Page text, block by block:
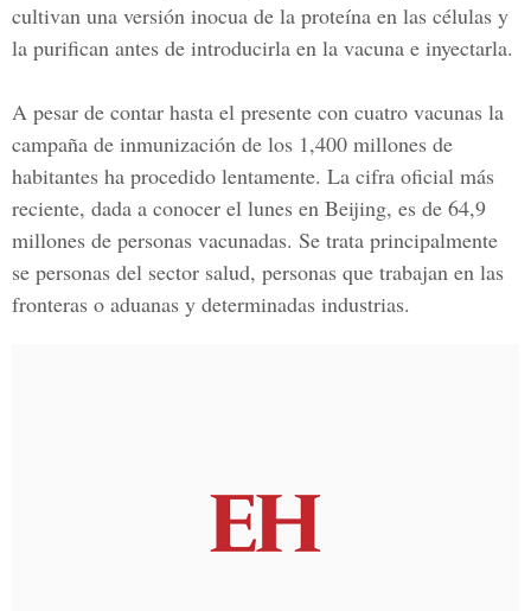
cultivan una versión inocua de la proteína en las células y
la purifican antes de introducirla en la vacuna e inyectarla.
A pesar de contar hasta el presente con cuatro vacunas la
campaña de inmunización de los 1,400 millones de
habitantes ha procedido lentamente. La cifra oficial más
reciente, dada a conocer el lunes en Beijing, es de 64,9
millones de personas vacunadas. Se trata principalmente
se personas del sector salud, personas que trabajan en las
fronteras o aduanas y determinadas industrias.